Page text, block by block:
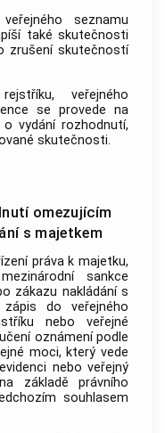
seznamu
také skutečnosti
zrušení skutečností
veřejného
se provede na
vydání rozhodnutí,
skutečnosti.
omezujícím
s majetkem
práva k majetku,
sankce
zákazu nakládání s
do veřejného
nebo veřejné
oznámení podle
moci, který vede
nebo veřejný
základě právního
souhlasem